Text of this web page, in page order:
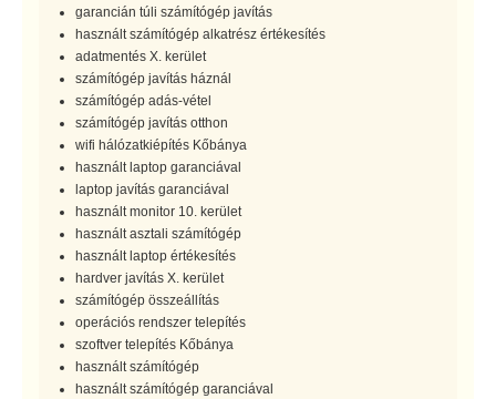
garancián túli számítógép javítás
használt számítógép alkatrész értékesítés
adatmentés X. kerület
számítógép javítás háznál
számítógép adás-vétel
számítógép javítás otthon
wifi hálózatkiépítés Kőbánya
használt laptop garanciával
laptop javítás garanciával
használt monitor 10. kerület
használt asztali számítógép
használt laptop értékesítés
hardver javítás X. kerület
számítógép összeállítás
operációs rendszer telepítés
szoftver telepítés Kőbánya
használt számítógép
használt számítógép garanciával